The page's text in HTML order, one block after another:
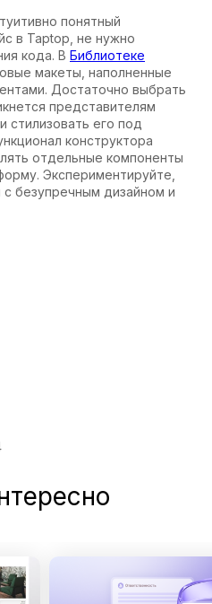
понятный
в Taptop, не нужно
кода. В Библиотеке
макеты, наполненные
Достаточно выбрать
представителям
стилизовать его под
конструктора
отдельные компоненты
Экспериментируйте,
безупречным дизайном и